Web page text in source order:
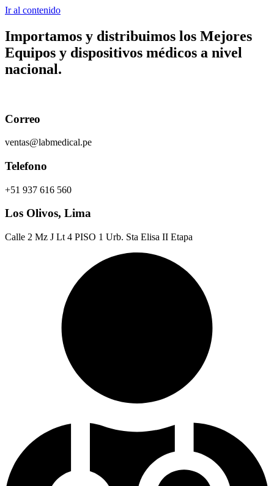
Ir al contenido
Importamos y distribuimos los Mejores
Equipos y dispositivos médicos a nivel
nacional.
Correo
ventas@labmedical.pe
Telefono
+51 937 616 560
Los Olivos, Lima
Calle 2 Mz J Lt 4 PISO 1 Urb. Sta Elisa II Etapa